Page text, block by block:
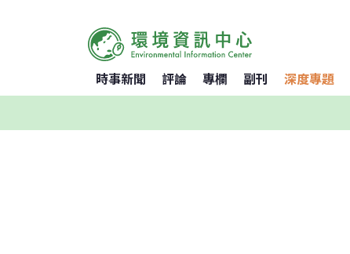
時事新聞 評論 專欄 副刊 深度專題